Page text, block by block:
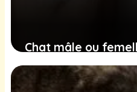
Chat mâle ou
simples pour
chaton